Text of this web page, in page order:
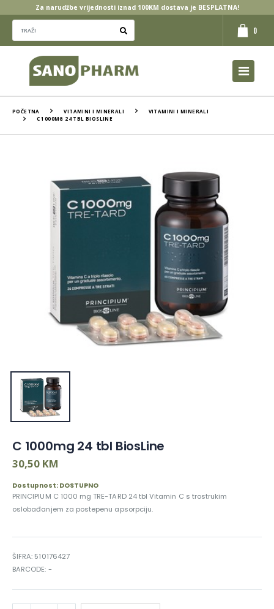
Za narudžbe vrijednosti iznad 100KM dostava je BESPLATNA!
0
POČETNA VITAMINI I MINERALI
VITAMINI I MINERALI
C 1000MG 24 TBL BIOSLINE
C 1000mg 24 tbl BiosLine
30,50 KM
Dostupnost: DOSTUPNO
PRINCIPIUM C 1000 mg TRE-TARD 24 tbl Vitamin C s trostrukim
oslobađanjem za postepenu apsorpciju.
ŠIFRA: 510176427
BARCODE: -